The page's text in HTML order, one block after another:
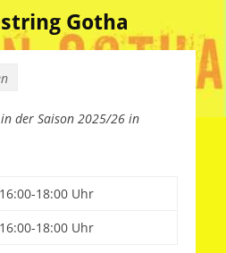
Gotha
der Saison 2025/26 in
16:00-18:00 Uhr
16:00-18:00 Uhr